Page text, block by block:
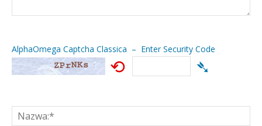
AlphaOmega Captcha Classica – Enter Security Code
⟲ ➴